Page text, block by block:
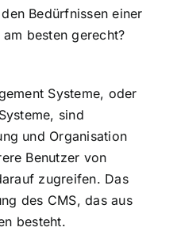
Bedürfnissen einer
besten gerecht?
Systeme, oder
sind
und Organisation
Benutzer von
zugreifen. Das
des CMS, das aus
besteht.